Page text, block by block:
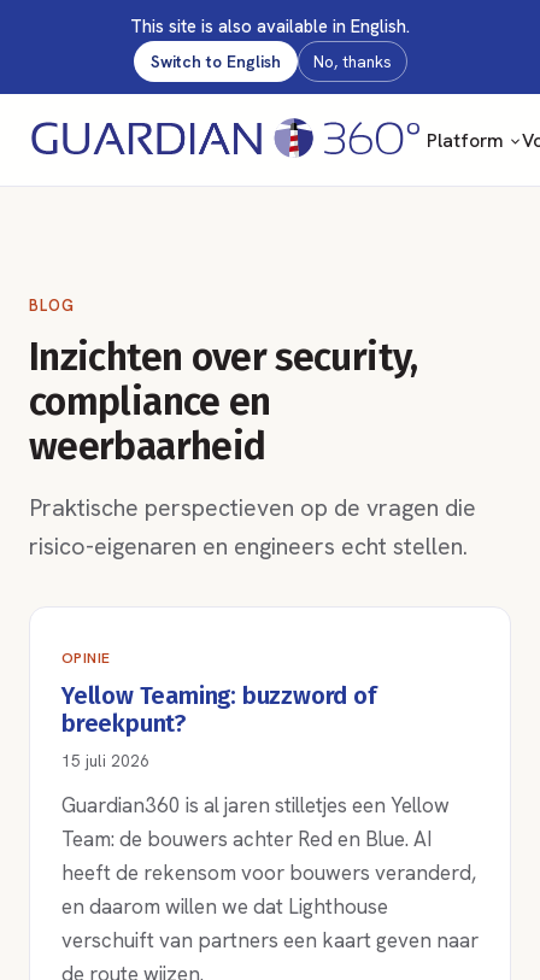
This site is also available in English.
Switch to English No, thanks
Platform
BLOG
Inzichten over security,
compliance en
weerbaarheid
Praktische perspectieven op de vragen die
risico-eigenaren en engineers echt stellen.
OPINIE
Yellow Teaming: buzzword of
breekpunt?
15 juli 2026
Guardian360 is al jaren stilletjes een Yellow
Team: de bouwers achter Red en Blue. AI
heeft de rekensom voor bouwers veranderd,
en daarom willen we dat Lighthouse
verschuift van partners een kaart geven naar
de route wijzen.